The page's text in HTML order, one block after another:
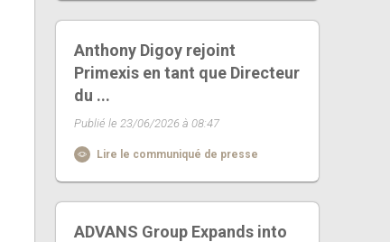
Anthony Digoy rejoint
Primexis en tant que Directeur
du ...
Publié le 23/06/2026 à 08:47
Lire le communiqué de presse
ADVANS Group Expands into